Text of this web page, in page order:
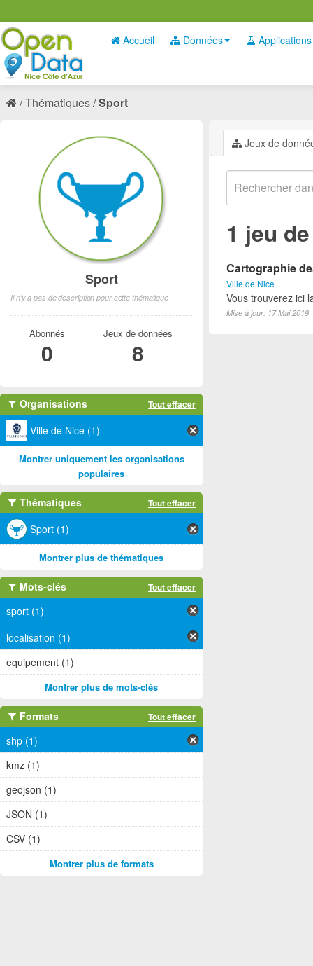
Accueil Données Applications
Thématiques Sport
Jeux de
1 jeu
Cartographie
Ville de Nice
Vous trouverez ici
Mise à jour: 17 Mai 2019
Sport
Il n'y a pas de description pour cette thématique
Abonnés
0
Jeux de données
8
Organisations Tout effacer
Ville de Nice (1)
Montrer uniquement les organisations
populaires
Thématiques Tout effacer
Sport (1)
Montrer plus de thématiques
Mots-clés Tout effacer
sport (1)
localisation (1)
equipement (1)
Montrer plus de mots-clés
Formats Tout effacer
shp (1)
kmz (1)
geojson (1)
JSON (1)
CSV (1)
Montrer plus de formats